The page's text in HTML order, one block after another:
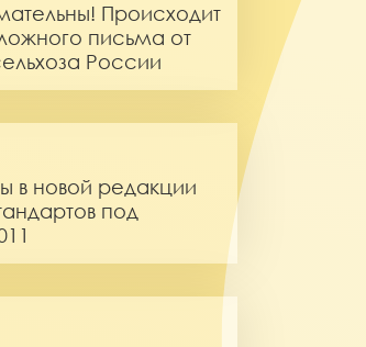
Происходит
письма от
России
в новой редакции
под